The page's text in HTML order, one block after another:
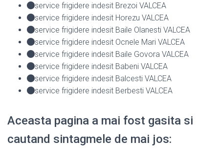
service frigidere indesit Brezoi VALCEA
service frigidere indesit Horezu VALCEA
service frigidere indesit Baile Olanesti VALCEA
service frigidere indesit Ocnele Mari VALCEA
service frigidere indesit Baile Govora VALCEA
service frigidere indesit Babeni VALCEA
service frigidere indesit Balcesti VALCEA
service frigidere indesit Berbesti VALCEA
Aceasta pagina a mai fost gasita si
cautand sintagmele de mai jos: